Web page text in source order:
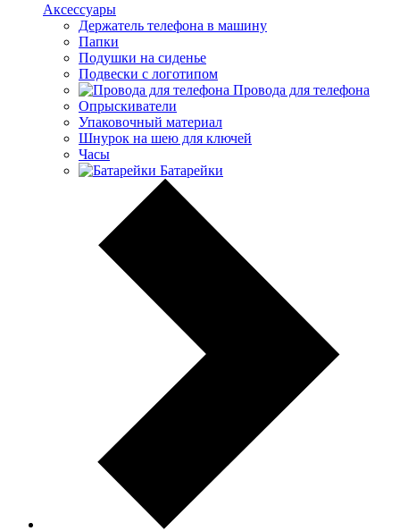
Аксессуары
Держатель телефона в машину
Папки
Подушки на сиденье
Подвески с логотипом
Провода для телефона
Опрыскиватели
Упаковочный материал
Шнурок на шею для ключей
Часы
Батарейки